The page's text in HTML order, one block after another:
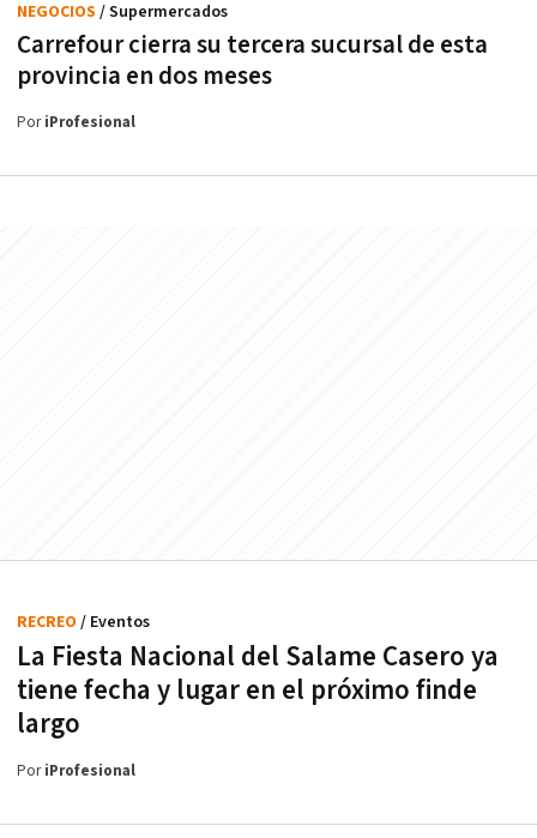
Carrefour cierra su tercera sucursal de esta
provincia en dos meses
NEGOCIOS / Supermercados
PoriProfesional
La Fiesta Nacional del Salame Casero ya
tiene fecha y lugar en el próximo finde
largo
RECREO / Eventos
PoriProfesional